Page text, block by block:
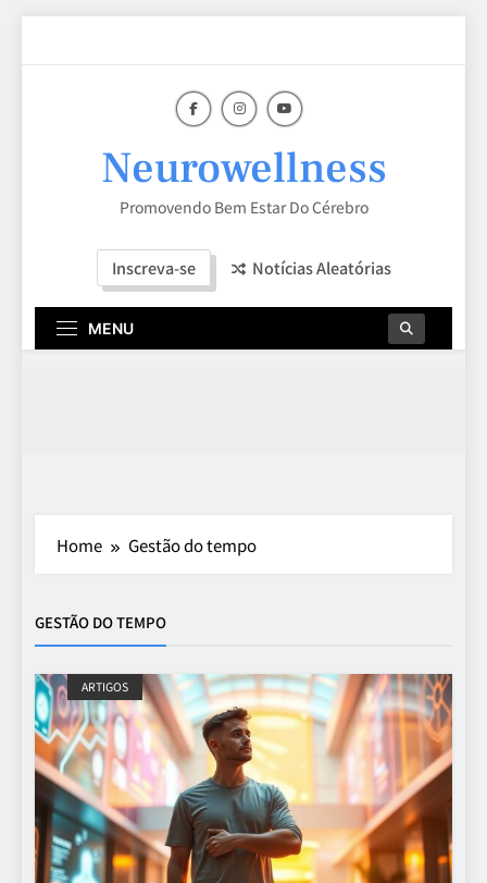
Neurowellness
Promovendo Bem Estar Do Cérebro
Inscreva-se Notícias Aleatórias
MENU
Home Gestão do tempo
GESTÃO DO TEMPO
ARTIGOS